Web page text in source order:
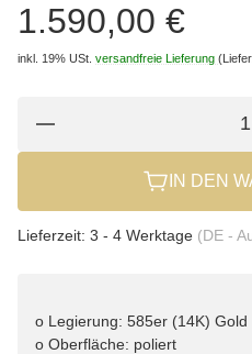
1.590,00 €
inkl. 19% USt. versandfreie Lieferung
IN DEN
Lieferzeit: 3 - 4 Werktage (DE -
o Legierung: 585er (14K) Gold
o Oberfläche: poliert